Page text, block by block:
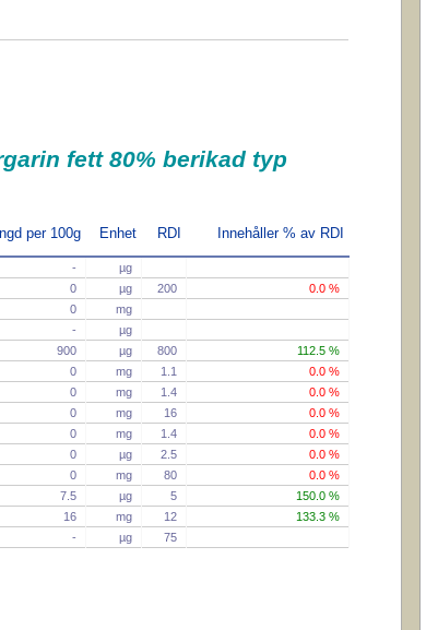
fett 80% berikad typ
per 100g Enhet RDI Innehåller % av RDI
- µg
0 µg 200 0.0 %
0 mg
- µg
900 µg 800 112.5 %
0 mg 1.1 0.0 %
0 mg 1.4 0.0 %
0 mg 16 0.0 %
0 mg 1.4 0.0 %
0 µg 2.5 0.0 %
0 mg 80 0.0 %
7.5 µg 5 150.0 %
16 mg 12 133.3 %
- µg 75